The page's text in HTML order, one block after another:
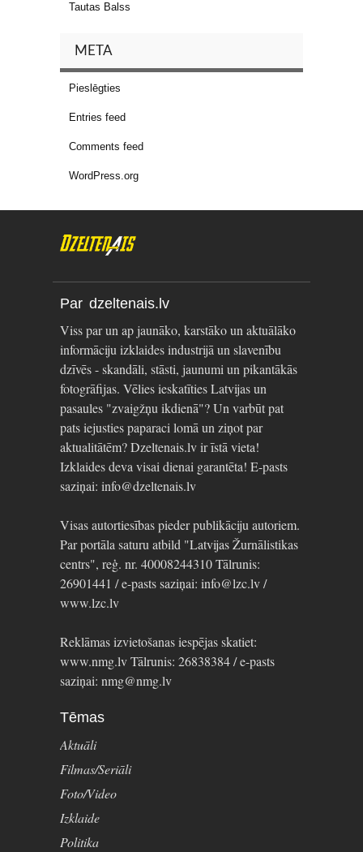
Tautas Balss
META
Pieslēgties
Entries feed
Comments feed
WordPress.org
Par dzeltenais.lv
Viss par un ap jaunāko, karstāko un aktuālāko
informāciju izklaides industrijā un slavenību
dzīvēs - skandāli, stāsti, jaunumi un pikantākās
fotogrāfijas. Vēlies ieskatīties Latvijas un
pasaules "zvaigžņu ikdienā"? Un varbūt pat
pats iejusties paparaci lomā un ziņot par
aktualitātēm? Dzeltenais.lv ir īstā vieta!
Izklaides deva visai dienai garantēta! E-pasts
saziņai: info@dzeltenais.lv
Visas autortiesības pieder publikāciju autoriem.
Par portāla saturu atbild "Latvijas Žurnālistikas
centrs", reģ. nr. 40008244310 Tālrunis:
26901441 / e-pasts saziņai: info@lzc.lv /
www.lzc.lv
Reklāmas izvietošanas iespējas skatiet:
www.nmg.lv Tālrunis: 26838384 / e-pasts
saziņai: nmg@nmg.lv
Tēmas
Aktuāli
Filmas/Seriāli
Foto/Video
Izklaide
Politika